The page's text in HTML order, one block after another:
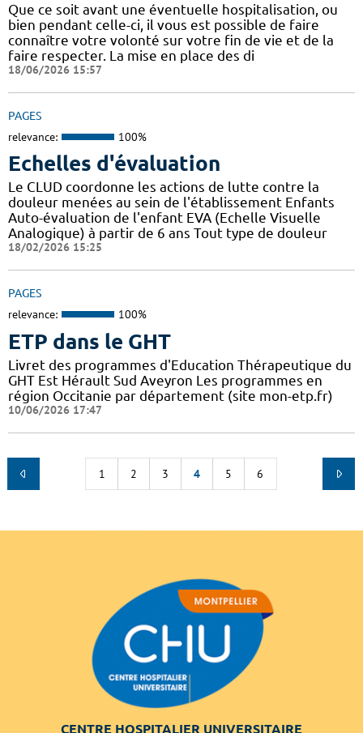
Que ce soit avant une éventuelle hospitalisation, ou
bien pendant celle-ci, il vous est possible de faire
connaître votre volonté sur votre fin de vie et de la
faire respecter. La mise en place des di
18/06/2026 15:57
PAGES
relevance: 100%
Echelles d'évaluation
Le CLUD coordonne les actions de lutte contre la
douleur menées au sein de l'établissement Enfants
Auto-évaluation de l'enfant EVA (Echelle Visuelle
Analogique) à partir de 6 ans Tout type de douleur
18/02/2026 15:25
PAGES
relevance: 100%
ETP dans le GHT
Livret des programmes d'Education Thérapeutique du
GHT Est Hérault Sud Aveyron Les programmes en
région Occitanie par département (site mon-etp.fr)
10/06/2026 17:47
1 2 3 4 5 6
CENTRE HOSPITALIER UNIVERSITAIRE